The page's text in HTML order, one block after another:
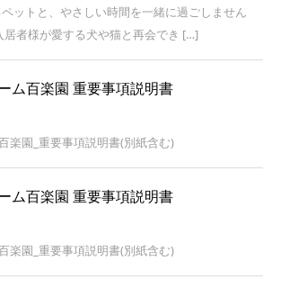
ットと、やさしい時間を一緒に過ごしません
居者様が愛する犬や猫と再会でき […]
ム百楽園 重要事項説明書
楽園_重要事項説明書(別紙含む)
ム百楽園 重要事項説明書
楽園_重要事項説明書(別紙含む)